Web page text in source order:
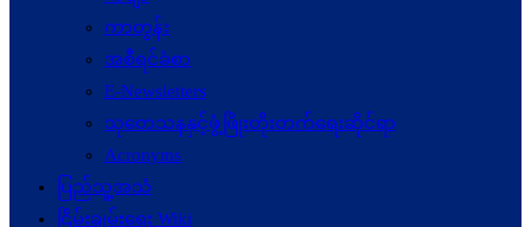
ကာတွန်း
အစီရင်ခံစာ
E-Newsletters
သုတေသနနှင့်ဖွံ့ဖြိုးတိုးတက်ရေးဆိုင်ရာ
Acronyms
ပြည်သူ့အသံ
ငြိမ်းချမ်းရေး Wiki